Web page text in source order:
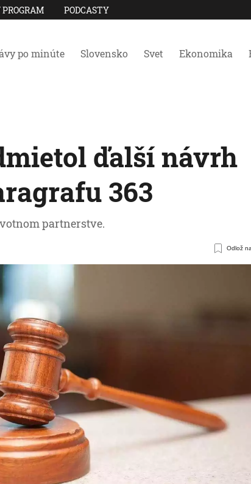
PODCASTY
po minúte Slovensko Svet Ekonomika
ďalší návrh
363
partnerstve.
Odlož